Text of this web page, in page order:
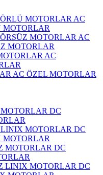
AC
AC
MOTORLAR
AC
AC ÖZEL MOTORLAR
DC
DC
DC
DC